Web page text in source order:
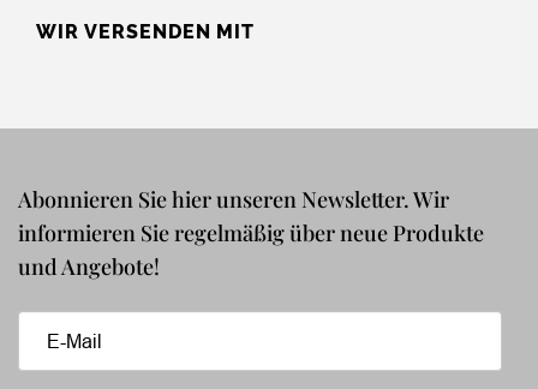
WIR VERSENDEN MIT
Abonnieren Sie hier unseren Newsletter. Wir
informieren Sie regelmäßig über neue Produkte
und Angebote!